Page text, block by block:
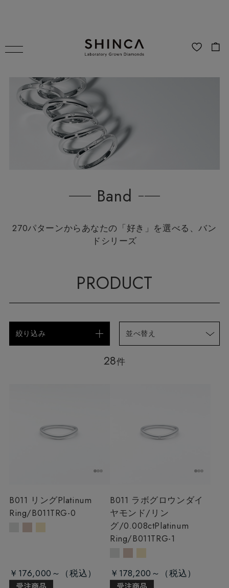
Band
270パターンからあなたの「好き」を選べる、バン
ドシリーズ
PRODUCT
絞り込み 並べ替え
28件
B011 リングPlatinum
Ring/B011TRG-0
￥176,000～
B011 ラボグロウンダイ
ヤモンド/リン
グ/0.008ctPlatinum
Ring/B011TRG-1
￥178,200～